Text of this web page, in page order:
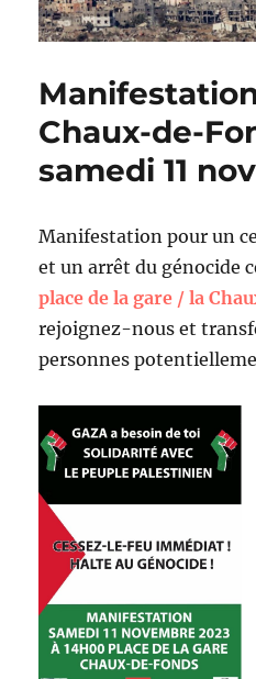
Chaux-de-
samedi 11
Manifestation pour un
et un arrêt du génocide
place de la gare / la
rejoignez-nous et
personnes